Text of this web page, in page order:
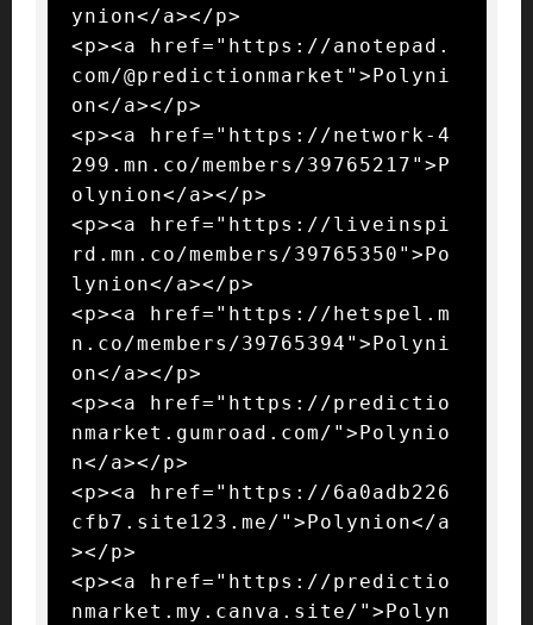
ynion</a></p>
<p><a href="https://anotepad.
com/@predictionmarket">Polyni
on</a></p>
<p><a href="https://network-4
299.mn.co/members/39765217">P
olynion</a></p>
<p><a href="https://liveinspi
rd.mn.co/members/39765350">Po
lynion</a></p>
<p><a href="https://hetspel.m
n.co/members/39765394">Polyni
on</a></p>
<p><a href="https://predictio
nmarket.gumroad.com/">Polynio
n</a></p>
<p><a href="https://6a0adb226
cfb7.site123.me/">Polynion</a
></p>
<p><a href="https://predictio
nmarket.my.canva.site/">Polyn